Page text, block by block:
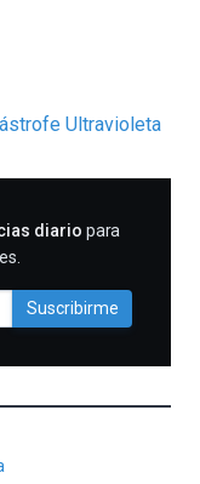
Ultravioleta
diario para
Suscribirme